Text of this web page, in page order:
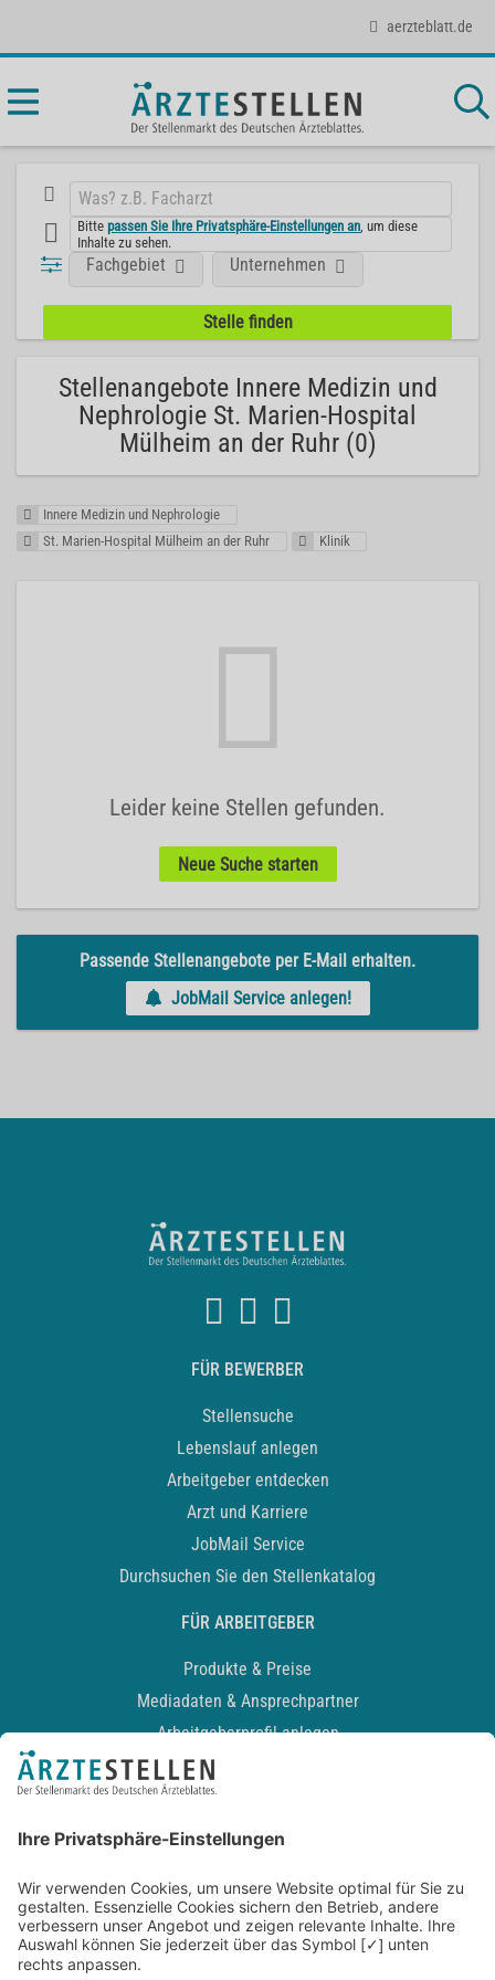
aerzteblatt.de
Bittepassen Sie Ihre Privatsphäre-Einstellungen an , um diese
Inhalte zu sehen.
Fachgebiet Unternehmen
Stellenangebote Innere Medizin und
Nephrologie St. Marien-Hospital
Mülheim an der Ruhr (0)
Innere Medizin und Nephrologie
St. Marien-Hospital Mülheim an der Ruhr
Klinik
Leider keine Stellen gefunden.
Neue Suche starten
Passende Stellenangebote per E-Mail erhalten.
JobMail Service anlegen!
FÜR BEWERBER
Stellensuche
Lebenslauf anlegen
Arbeitgeber entdecken
Arzt und Karriere
JobMail Service
Durchsuchen Sie den Stellenkatalog
FÜR ARBEITGEBER
Produkte & Preise
Mediadaten & Ansprechpartner
Arbeitgeberprofil anlegen
Recruiting-Podcast
Kontakt
Datenschutz
Newsletter